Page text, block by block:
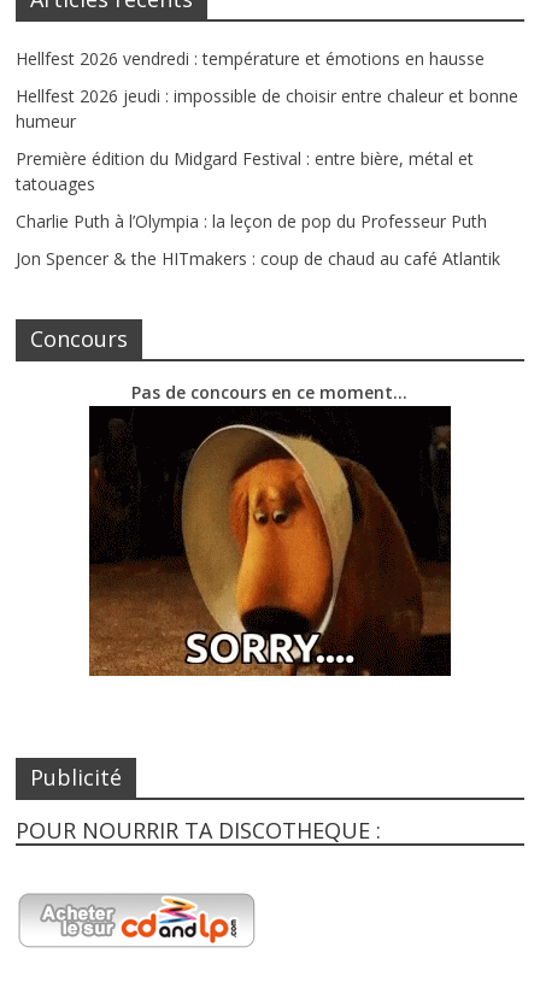
Hellfest 2026 vendredi : température et émotions en hausse
Hellfest 2026 jeudi : impossible de choisir entre chaleur et bonne
humeur
Première édition du Midgard Festival : entre bière, métal et
tatouages
Charlie Puth à l’Olympia : la leçon de pop du Professeur Puth
Jon Spencer & the HITmakers : coup de chaud au café Atlantik
Concours
Pas de concours en ce moment…
Publicité
POUR NOURRIR TA DISCOTHEQUE :